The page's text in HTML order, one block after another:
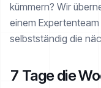
kümmern? Wir
einem
selbstständig die
7 Tage die